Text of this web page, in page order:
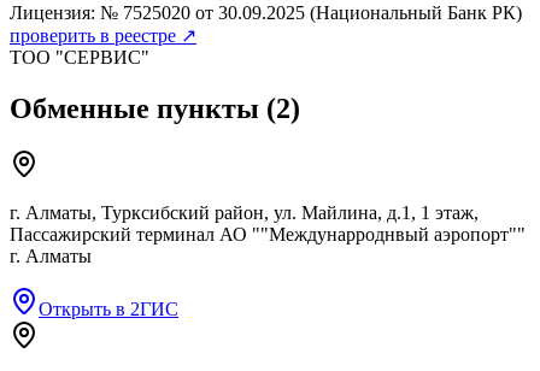
Лицензия: № 7525020 от 30.09.2025 (Национальный Банк РК)
проверить в реестре ↗
ТОО "СЕРВИС"
Обменные пункты (2)
г. Алматы, Турксибский район, ул. Майлина, д.1, 1 этаж,
Пассажирский терминал АО ""Междунарроднвый аэропорт""
г. Алматы
Открыть в 2ГИС